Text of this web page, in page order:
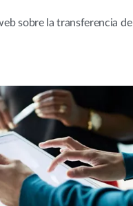
sobre la transferencia de